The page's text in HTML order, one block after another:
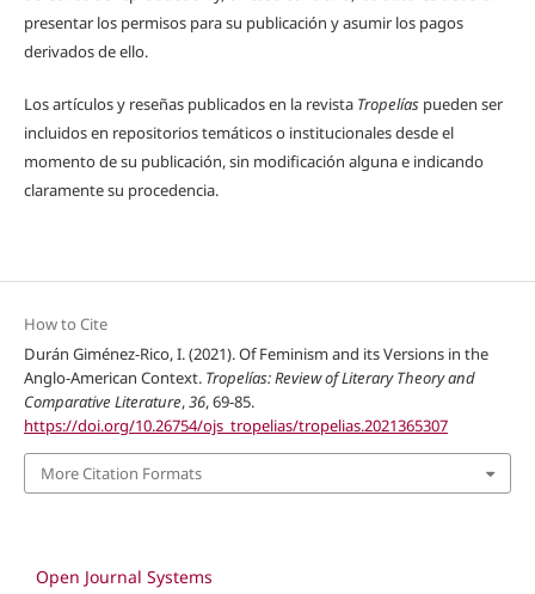
presentar los permisos para su publicación y asumir los pagos
derivados de ello.
Los artículos y reseñas publicados en la revista Tropelíaspueden ser
incluidos en repositorios temáticos o institucionales desde el
momento de su publicación, sin modificación alguna e indicando
claramente su procedencia.
How to Cite
Durán Giménez-Rico, I. (2021). Of Feminism and its Versions in the
Anglo-American Context. Tropelías: Review of Literary Theory and
Comparative Literature,36, 69-85.
https://doi.org/10.26754/ojs_tropelias/tropelias.2021365307
More Citation Formats
Open Journal Systems